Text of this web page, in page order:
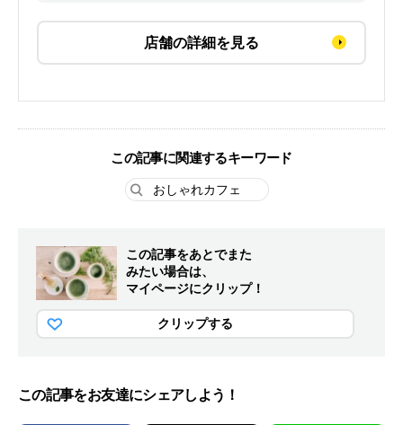
店舗の詳細を見る
この記事に関連するキーワード
おしゃれカフェ
この記事をあとでまた
みたい場合は、
マイページにクリップ！
クリップする
この記事をお友達にシェアしよう！